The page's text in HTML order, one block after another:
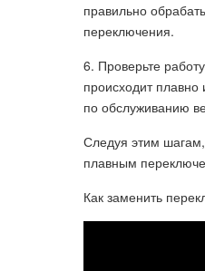
правильно
переключения.
6. Проверьте
происходит плавно
по обслуживанию
Следуя этим
плавным
Как заменить